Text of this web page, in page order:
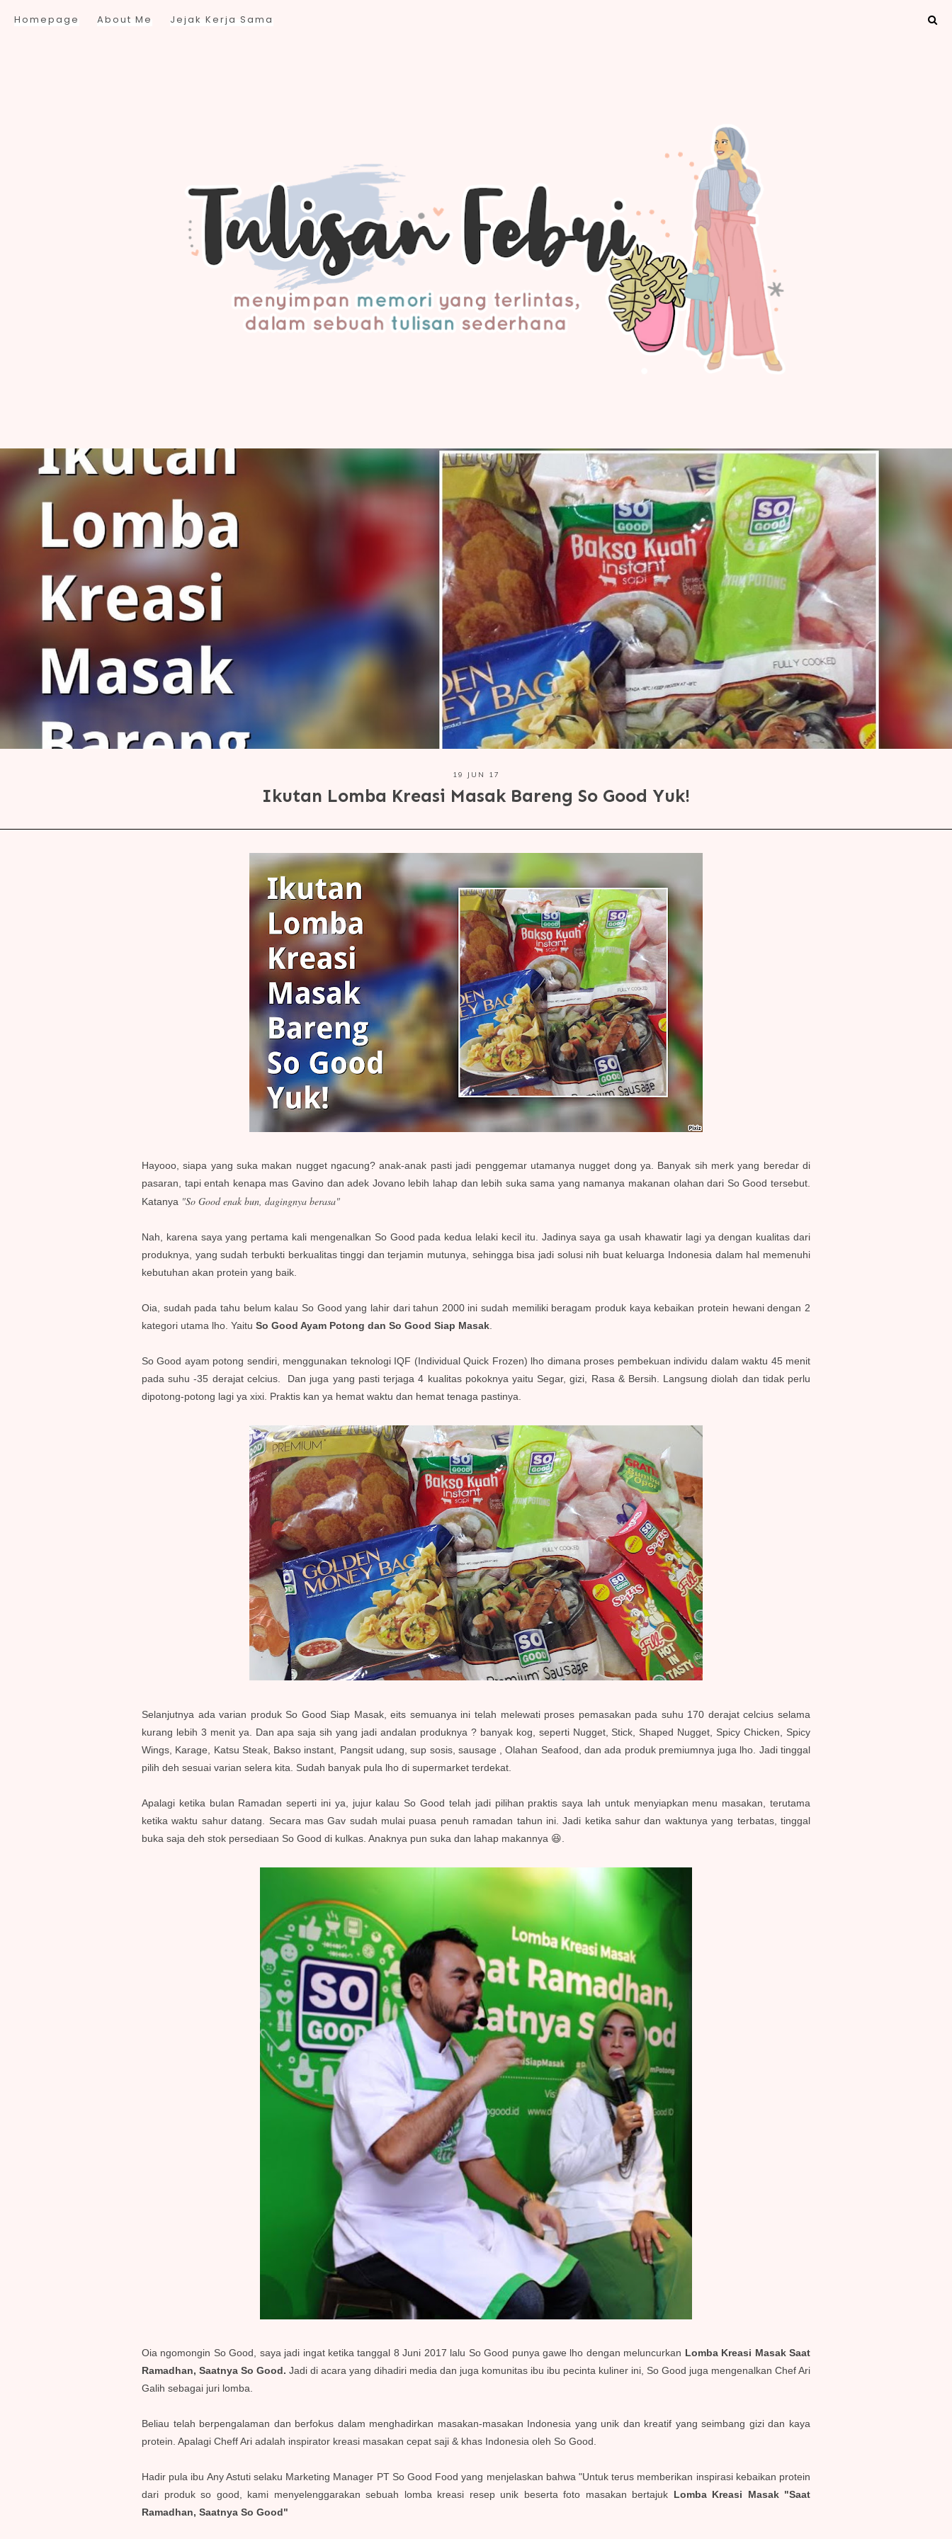
Homepage About Me Jejak Kerja Sama
19 JUN 17
Ikutan Lomba Kreasi Masak Bareng So Good Yuk!
Hayooo, siapa yang suka makan nugget ngacung? anak-anak pasti jadi penggemar utamanya nugget dong ya. Banyak sih merk yang beredar di
pasaran, tapi entah kenapa mas Gavino dan adek Jovano lebih lahap dan lebih suka sama yang namanya makanan olahan dari So Good tersebut.
Katanya "So Good enak bun, dagingnya berasa"
Nah, karena saya yang pertama kali mengenalkan So Good pada kedua lelaki kecil itu. Jadinya saya ga usah khawatir lagi ya dengan kualitas dari
produknya, yang sudah terbukti berkualitas tinggi dan terjamin mutunya, sehingga bisa jadi solusi nih buat keluarga Indonesia dalam hal memenuhi
kebutuhan akan protein yang baik.
Oia, sudah pada tahu belum kalau So Good yang lahir dari tahun 2000 ini sudah memiliki beragam produk kaya kebaikan protein hewani dengan 2
kategori utama lho. Yaitu So Good Ayam Potong dan So Good Siap Masak.
So Good ayam potong sendiri, menggunakan teknologi IQF (Individual Quick Frozen) lho dimana proses pembekuan individu dalam waktu 45 menit
pada suhu -35 derajat celcius. Dan juga yang pasti terjaga 4 kualitas pokoknya yaitu Segar, gizi, Rasa & Bersih. Langsung diolah dan tidak perlu
dipotong-potong lagi ya xixi. Praktis kan ya hemat waktu dan hemat tenaga pastinya.
Selanjutnya ada varian produk So Good Siap Masak, eits semuanya ini telah melewati proses pemasakan pada suhu 170 derajat celcius selama
kurang lebih 3 menit ya. Dan apa saja sih yang jadi andalan produknya ? banyak kog, seperti Nugget, Stick, Shaped Nugget, Spicy Chicken, Spicy
Wings, Karage, Katsu Steak, Bakso instant, Pangsit udang, sup sosis, sausage , Olahan Seafood, dan ada produk premiumnya juga lho. Jadi tinggal
pilih deh sesuai varian selera kita. Sudah banyak pula lho di supermarket terdekat.
Apalagi ketika bulan Ramadan seperti ini ya, jujur kalau So Good telah jadi pilihan praktis saya lah untuk menyiapkan menu masakan, terutama
ketika waktu sahur datang. Secara mas Gav sudah mulai puasa penuh ramadan tahun ini. Jadi ketika sahur dan waktunya yang terbatas, tinggal
buka saja deh stok persediaan So Good di kulkas. Anaknya pun suka dan lahap makannya 😆.
Oia ngomongin So Good, saya jadi ingat ketika tanggal 8 Juni 2017 lalu So Good punya gawe lho dengan meluncurkan Lomba Kreasi Masak Saat
Ramadhan, Saatnya So Good. Jadi di acara yang dihadiri media dan juga komunitas ibu ibu pecinta kuliner ini, So Good juga mengenalkan Chef Ari
Galih sebagai juri lomba.
Beliau telah berpengalaman dan berfokus dalam menghadirkan masakan-masakan Indonesia yang unik dan kreatif yang seimbang gizi dan kaya
protein. Apalagi Cheff Ari adalah inspirator kreasi masakan cepat saji & khas Indonesia oleh So Good.
Hadir pula ibu Any Astuti selaku Marketing Manager PT So Good Food yang menjelaskan bahwa "Untuk terus memberikan inspirasi kebaikan protein
dari produk so good, kami menyelenggarakan sebuah lomba kreasi resep unik beserta foto masakan bertajuk Lomba Kreasi Masak "Saat
Ramadhan, Saatnya So Good"